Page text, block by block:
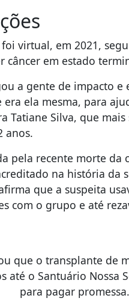
virtual, em 2021,
câncer em estado
a gente de impacto e
ela mesma, para
Tatiane Silva, que
anos.
pela recente morte da
na história da
que a suspeita
com o grupo e até
que o transplante de
até o Santuário Nossa
para pagar